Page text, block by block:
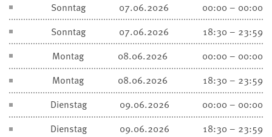
Sonntag
07.06.2026
00:00 – 00:00
Sonntag
07.06.2026
18:30 – 23:59
Montag
08.06.2026
00:00 – 00:00
Montag
08.06.2026
18:30 – 23:59
Dienstag
09.06.2026
00:00 – 00:00
Dienstag
09.06.2026
18:30 – 23:59